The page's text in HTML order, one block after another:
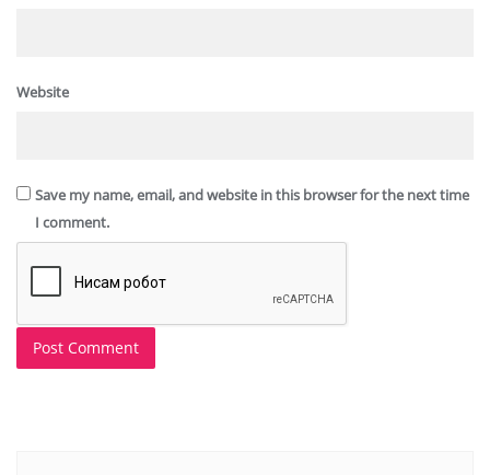
Website
Save my name, email, and website in this browser for the next time
I comment.